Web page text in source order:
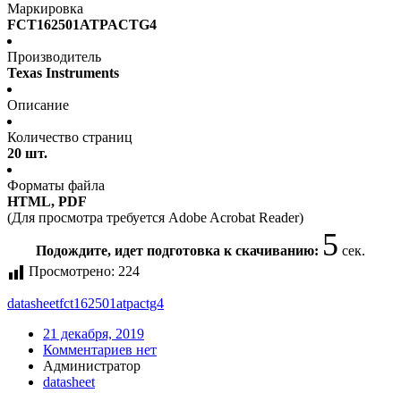
Маркировка
FCT162501ATPACTG4
Производитель
Texas Instruments
Описание
Количество страниц
20 шт.
Форматы файла
HTML, PDF
(Для просмотра требуется Adobe Acrobat Reader)
Подождите, идет подготовка к скачиванию: 5 сек.
Просмотрено: 224
datasheetfct162501atpactg4
21 декабря, 2019
Комментариев нет
Администратор
datasheet